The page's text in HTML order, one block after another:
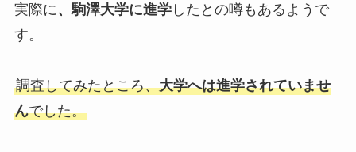
は？買取相場や持ち込みできるお
永瀬廉のブレスレットはマイナス
実際に 、駒澤大学に進学したとの噂もあるようで
す。
調査してみたところ、大学へは進学されていませ
んでした。